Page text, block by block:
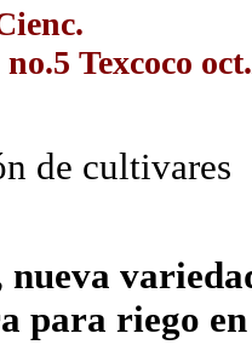
Texcoco
de cultivares
para riego